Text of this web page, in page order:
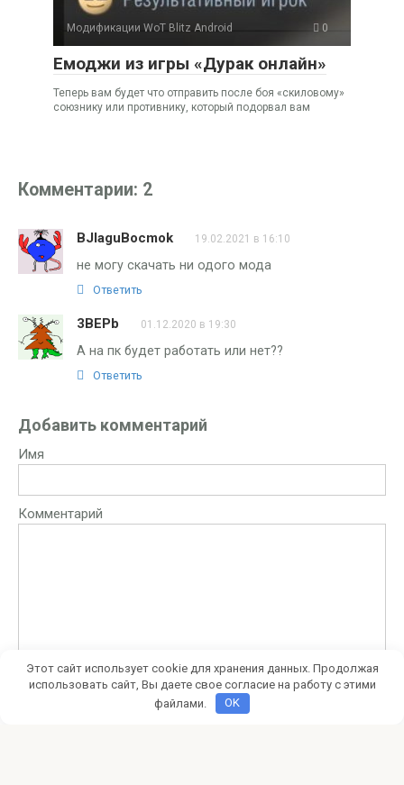
Модификации WoT Blitz Android 0
Емоджи из игры «Дурак онлайн»
Теперь вам будет что отправить после боя «скиловому»
союзнику или противнику, который подорвал вам
Комментарии: 2
BJIaguBocmok 19.02.2021 в 16:10
не могу скачать ни одого мода
Ответить
3BEPb 01.12.2020 в 19:30
А на пк будет работать или нет??
Ответить
Добавить комментарий
Имя
Комментарий
Этот сайт использует cookie для хранения данных. Продолжая
использовать сайт, Вы даете свое согласие на работу с этими
файлами.
OK